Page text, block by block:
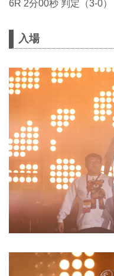
6R 2分00秒 判定（3-0）
入場